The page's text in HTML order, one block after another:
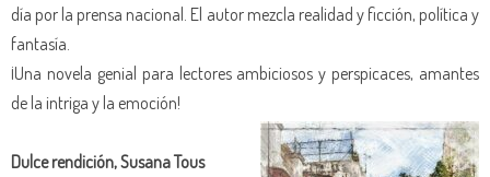
día por la prensa nacional. El autor mezcla realidad y ficción, política y
fantasía.
¡Una novela genial para lectores ambiciosos y perspicaces, amantes
de la intriga y la emoción!
Dulce rendición, Susana Tous